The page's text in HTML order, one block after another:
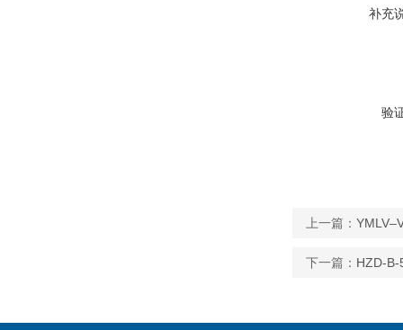
补充
验
上一篇：
下一篇： HZD-B-